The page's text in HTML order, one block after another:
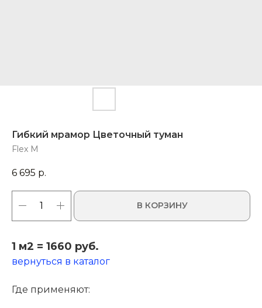
Гибкий мрамор Цветочный туман
Flex M
6 695 р.
В КОРЗИНУ
1 м2 = 1660 руб.
вернуться в каталог
Где применяют: